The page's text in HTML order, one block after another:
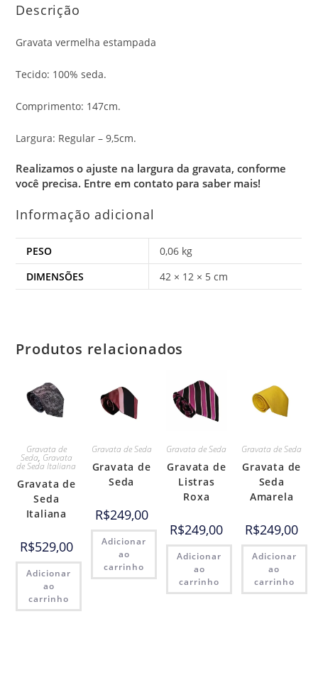
Descrição
Gravata vermelha estampada
Tecido: 100% seda.
Comprimento: 147cm.
Largura: Regular – 9,5cm.
Realizamos o ajuste na largura da gravata, conforme
você precisa. Entre em contato para saber mais!
Informação adicional
PESO
0,06 kg
DIMENSÕES
42 × 12 × 5 cm
Produtos relacionados
Gravata de
Seda, Gravata
de Seda Italiana
Gravata de
Seda
Italiana
R$529,00
Adicionar
ao
carrinho
Gravata de Seda
Gravata de
Seda
R$249,00
Adicionar
ao
carrinho
Gravata de Seda
Gravata de
Listras
Roxa
R$249,00
Adicionar
ao
carrinho
Gravata de Seda
Gravata de
Seda
Amarela
R$249,00
Adicionar
ao
carrinho